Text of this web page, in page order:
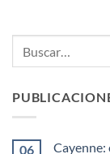
06
Cayenne: